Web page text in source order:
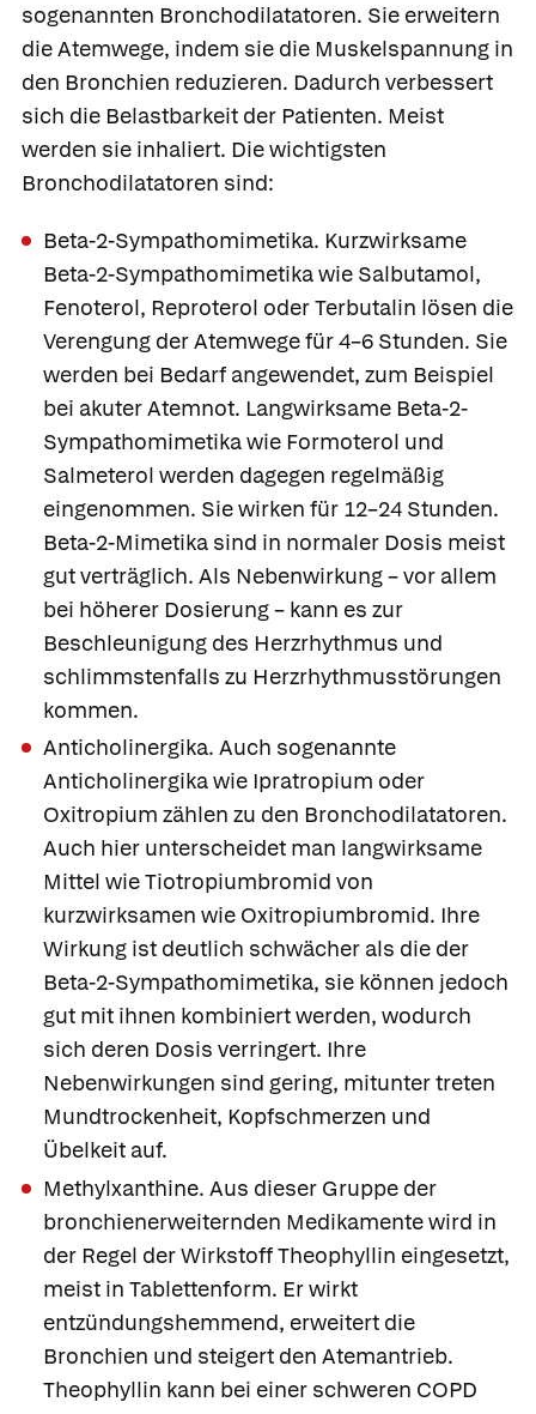
sogenannten Bronchodilatatoren. Sie erweitern
die Atemwege, indem sie die Muskelspannung in
den Bronchien reduzieren. Dadurch verbessert
sich die Belastbarkeit der Patienten. Meist
werden sie inhaliert. Die wichtigsten
Bronchodilatatoren sind:
Beta-2-Sympathomimetika. Kurzwirksame
Beta-2-Sympathomimetika wie Salbutamol,
Fenoterol, Reproterol oderTerbutalin lösen die
Verengung der Atemwege für 4–6 Stunden. Sie
werden bei Bedarf angewendet, zum Beispiel
bei akuter Atemnot. Langwirksame Beta-2-
Sympathomimetika wie Formoterol und
Salmeterol werden dagegen regelmäßig
eingenommen. Sie wirken für 12–24 Stunden.
Beta-2-Mimetika sind in normaler Dosis meist
gut verträglich. Als Nebenwirkung – vor allem
bei höherer Dosierung – kann es zur
Beschleunigung des Herzrhythmus und
schlimmstenfalls zu Herzrhythmusstörungen
kommen.
Anticholinergika. Auch sogenannte
Anticholinergika wie Ipratropium oder
Oxitropium zählen zu den Bronchodilatatoren.
Auch hier unterscheidet man langwirksame
Mittel wieTiotropiumbromid von
kurzwirksamen wie Oxitropiumbromid. Ihre
Wirkung ist deutlich schwächer als die der
Beta-2-Sympathomimetika, sie können jedoch
gut mit ihnen kombiniert werden, wodurch
sich deren Dosis verringert. Ihre
Nebenwirkungen sind gering, mitunter treten
Mundtrockenheit, Kopfschmerzen und
Übelkeit auf.
Methylxanthine. Aus dieser Gruppe der
bronchienerweiternden Medikamente wird in
der Regel der WirkstoffTheophyllin eingesetzt,
meist in Tablettenform. Er wirkt
entzündungshemmend, erweitert die
Bronchien und steigert den Atemantrieb.
Theophyllin kann bei einer schweren COPD